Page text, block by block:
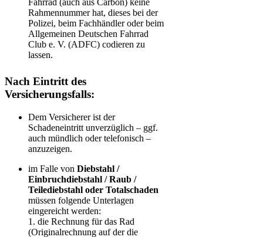
Fahrrad (auch aus Carbon) keine
Rahmennummer hat, dieses bei der
Polizei, beim Fachhändler oder beim
Allgemeinen Deutschen Fahrrad
Club e. V. (ADFC) codieren zu
lassen.
Nach Eintritt des
Versicherungsfalls:
Dem Versicherer ist der
Schadeneintritt unverzüglich – ggf.
auch mündlich oder telefonisch –
anzuzeigen.
im Falle von Diebstahl /
Einbruchdiebstahl / Raub /
Teilediebstahl oder Totalschaden
müssen folgende Unterlagen
eingereicht werden:
1. die Rechnung für das Rad
(Originalrechnung auf der die